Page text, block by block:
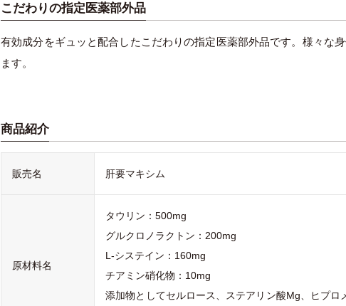
こだわりの指定医薬部外品
有効成分をギュッと配合したこだわりの指定医薬部外品です。様々な
ます。
商品紹介
販売名 肝要マキシム
原材料名
タウリン：500mg
グルクロノラクトン：200mg
L‐システイン：160mg
チアミン硝化物：10mg
添加物としてセルロース、ステアリン酸Mg、ヒプロ